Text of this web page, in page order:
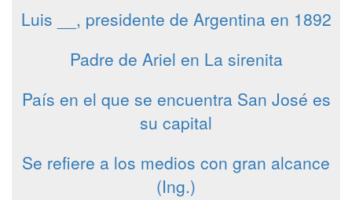
Luis __, presidente de Argentina en 1892
Padre de Ariel en La sirenita
País en el que se encuentra San José es
su capital
Se refiere a los medios con gran alcance
(Ing.)